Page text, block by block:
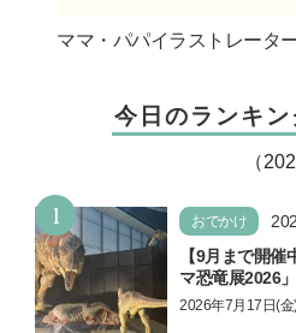
ママ・パパイラストレータ
今日のランキン
（
1 おでかけ
【9月まで開催
マ恐竜展2026
動員した恐竜展
2026年7月17日(金